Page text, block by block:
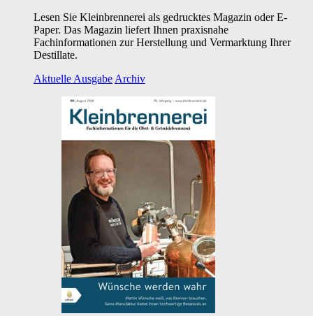
Lesen Sie Kleinbrennerei als gedrucktes Magazin oder E-
Paper. Das Magazin liefert Ihnen praxisnahe
Fachinformationen zur Herstellung und Vermarktung Ihrer
Destillate.
Aktuelle Ausgabe Archiv